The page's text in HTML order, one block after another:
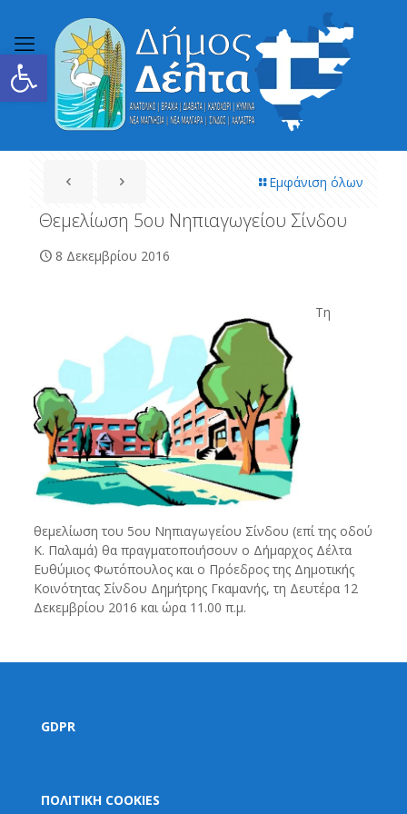
Ανοίξτε τη γραμμή εργαλείων
Εμφάνιση όλων
Θεμελίωση 5ου Νηπιαγωγείου Σίνδου
8 Δεκεμβρίου 2016
Τη
θεμελίωση του 5ου Νηπιαγωγείου Σίνδου (επί της οδού
Κ. Παλαμά) θα πραγματοποιήσουν ο Δήμαρχος Δέλτα
Ευθύμιος Φωτόπουλος και ο Πρόεδρος της Δημοτικής
Κοινότητας Σίνδου Δημήτρης Γκαμανής, τη Δευτέρα 12
Δεκεμβρίου 2016 και ώρα 11.00 π.μ.
GDPR
ΠΟΛΙΤΙΚΗ COOKIES